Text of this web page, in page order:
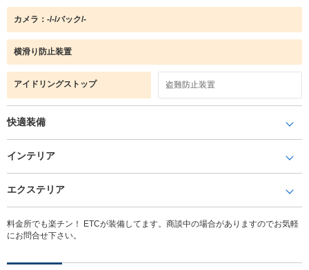
カメラ：-/-/バック/-
横滑り防止装置
アイドリングストップ 盗難防止装置
快適装備
インテリア
エクステリア
料金所でも楽チン！ ETCが装備してます。商談中の場合がありますのでお気軽
にお問合せ下さい。